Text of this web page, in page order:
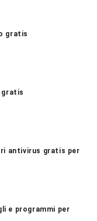
gratis
gratis
antivirus gratis per
e programmi per